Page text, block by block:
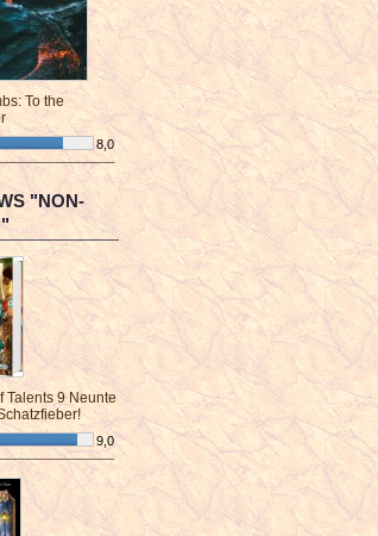
To the
8,0
"NON-
Talents 9 Neunte
9,0